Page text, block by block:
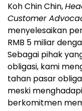
Koh Chin Chin,
Customer
menyelesaikan
RMB 5 miliar
Sebagai pihak
obligasi, kami
tahan pasar
meski
berkomitmen